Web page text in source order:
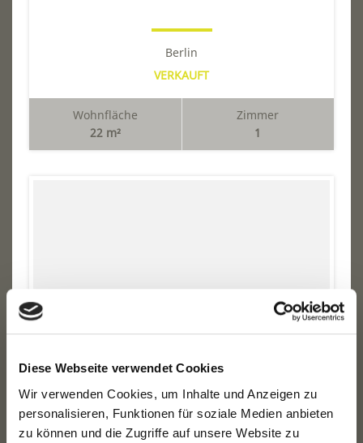
Diese Webseite verwendet Cookies
Wir verwenden Cookies, um Inhalte und Anzeigen zu
personalisieren, Funktionen für soziale Medien anbieten
zu können und die Zugriffe auf unsere Website zu
Berlin
VERKAUFT
Wohnfläche
22 m²
Zimmer
1
FERNAB DER GROSSSTADT-HEKTIK - EINZI ...
KALTMIETE: 2.200 €